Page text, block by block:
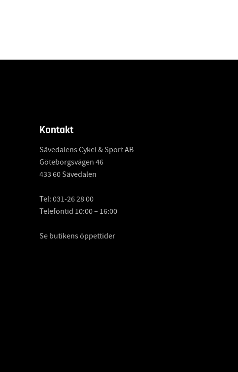
Kontakt
Sävedalens Cykel & Sport AB
Göteborgsvägen 46
433 60 Sävedalen
Tel:031-26 28 00
Telefontid 10:00 – 16:00
Se butikens öppettider